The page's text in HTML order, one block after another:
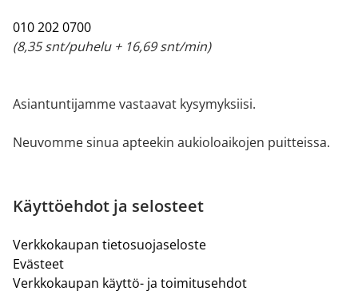
010 202 0700
(8,35 snt/puhelu + 16,69 snt/min)
Asiantuntijamme vastaavat kysymyksiisi.
Neuvomme sinua apteekin aukioloaikojen puitteissa.
Käyttöehdot ja selosteet
Verkkokaupan tietosuojaseloste
Evästeet
Verkkokaupan käyttö- ja toimitusehdot